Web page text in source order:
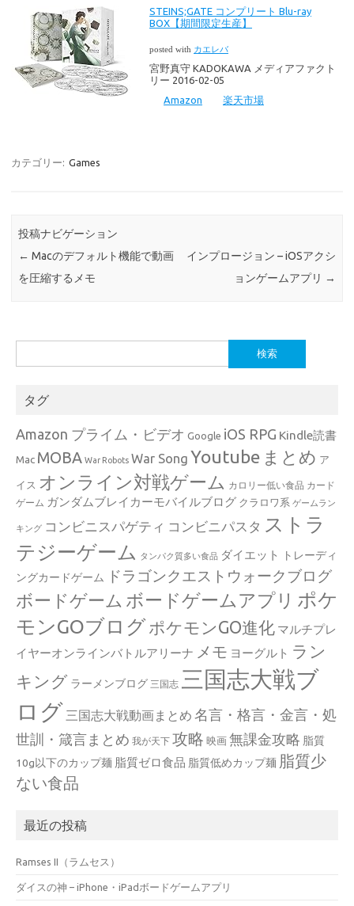
STEINS;GATE コンプリート Blu-ray
BOX【期間限定生産】
posted with カエレバ
宮野真守 KADOKAWA メディアファクト
リー 2016-02-05
Amazon
楽天市場
カテゴリー: Games
投稿ナビゲーション
← Macのデフォルト機能で動画
を圧縮するメモ
インプロージョン – iOSアクシ
ョンゲームアプリ →
索:
タグ
Amazon プライム・ビデオ Google iOS RPG Kindle読書
Mac MOBA War Robots War Song Youtube まとめ ア
イス オンライン対戦ゲーム カロリー低い食品 カード
ゲーム ガンダムブレイカーモバイルブログ クラロワ系 ゲームラン
キング コンビニスパゲティ コンビニパスタ ストラ
テジーゲーム
タンパク質多い食品 ダイエット
トレーディ
ングカードゲーム
ドラゴンクエストウォークブログ
ボードゲーム ボードゲームアプリ ポケ
モンGOブログポケモンGO進化 マルチプレ
イヤーオンラインバトルアリーナ メモ ヨーグルト ラン
キング ラーメンブログ 三国志 三国志大戦ブ
ログ 三国志大戦動画まとめ 名言・格言・金言・処
世訓・箴言まとめ 我が天下 攻略 映画 無課金攻略 脂質
10g以下のカップ麺 脂質ゼロ食品 脂質低めカップ麺 脂質少
ない食品
最近の投稿
Ramses II（ラムセス）
ダイスの神 – iPhone・iPadボードゲームアプリ